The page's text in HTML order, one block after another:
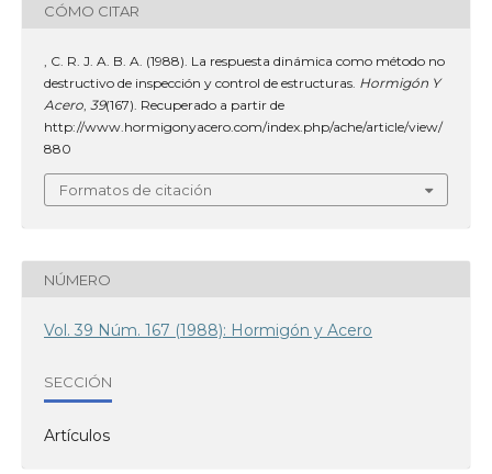
CÓMO CITAR
, C. R. J. A. B. A. (1988). La respuesta dinámica como método no
destructivo de inspección y control de estructuras. Hormigón Y
Acero, 39(167). Recuperado a partir de
http://www.hormigonyacero.com/index.php/ache/article/view/
880
Formatos de citación
NÚMERO
Vol. 39 Núm. 167 (1988): Hormigón y Acero
SECCIÓN
Artículos